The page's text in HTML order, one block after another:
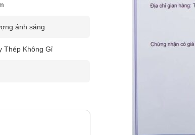
ánh sáng
Thép Không Gỉ